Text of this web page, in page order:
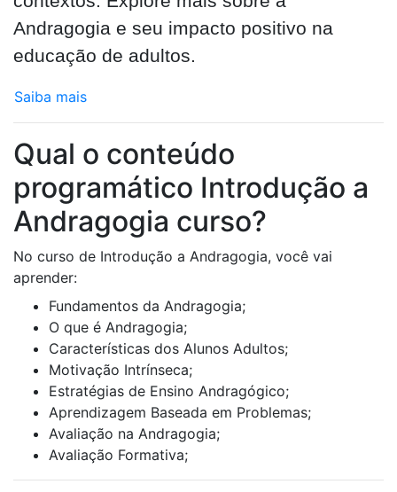
Andragogia e seu impacto positivo na
educação de adultos.
Saiba mais
Qual o conteúdo
programático Introdução a
Andragogia curso?
No curso de Introdução a Andragogia, você vai
aprender:
Fundamentos da Andragogia;
O que é Andragogia;
Características dos Alunos Adultos;
Motivação Intrínseca;
Estratégias de Ensino Andragógico;
Aprendizagem Baseada em Problemas;
Avaliação na Andragogia;
Avaliação Formativa;